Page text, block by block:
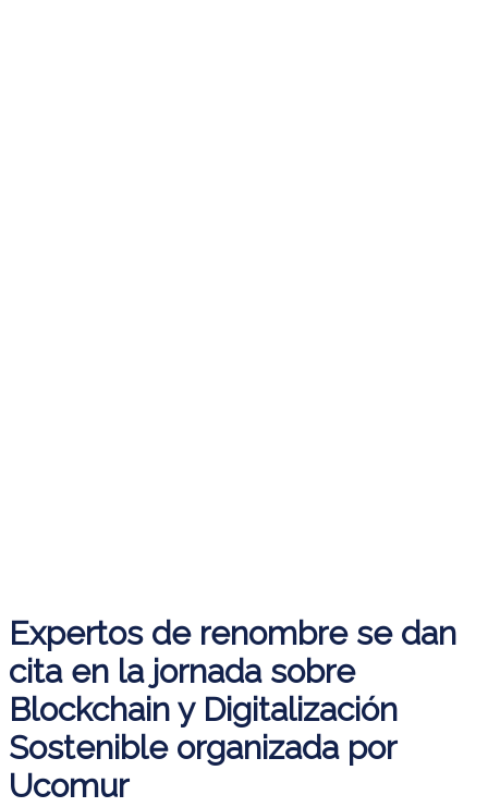
Expertos de renombre se dan
cita en la jornada sobre
Blockchain y Digitalización
Sostenible organizada por
Ucomur